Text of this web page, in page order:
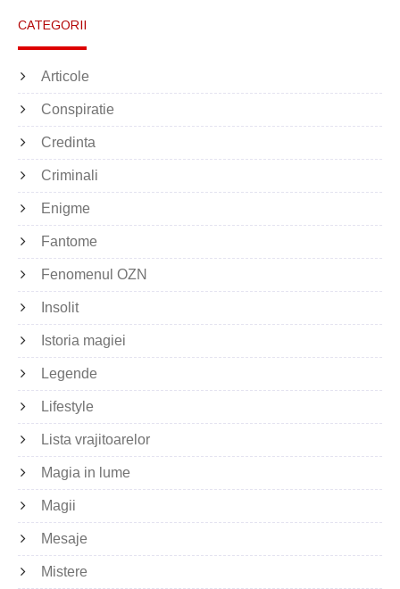
CATEGORII
Articole
Conspiratie
Credinta
Criminali
Enigme
Fantome
Fenomenul OZN
Insolit
Istoria magiei
Legende
Lifestyle
Lista vrajitoarelor
Magia in lume
Magii
Mesaje
Mistere